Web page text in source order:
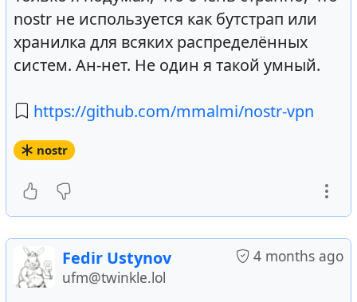
nostr не используется как бутстрап или
хранилка для всяких распределённых
систем. Ан-нет. Не один я такой умный.
https://github.com/mmalmi/nostr-vpn
nostr
4 months ago
Fedir Ustynov
ufm@twinkle.lol